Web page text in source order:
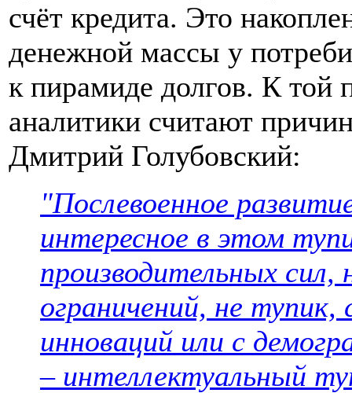
счёт кредита. Это
денежной массы у
к пирамиде долгов. К той
аналитики считают
Дмитрий Голубовский:
"Послевоенное
интересное в этом
производительных сил,
ограничений, не
инноваций или с
– интеллектуальный